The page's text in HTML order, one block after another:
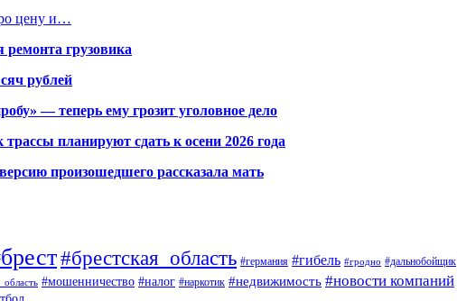
цену и…
грузовика
рублей
— теперь ему грозит уголовное дело
планируют сдать к осени 2026 года
произошедшего рассказала мать
#брестская_область #германия #гибель #гродно #дальнобойщик
#мошенничество #налог #наркотик #недвижимость #новости компаний